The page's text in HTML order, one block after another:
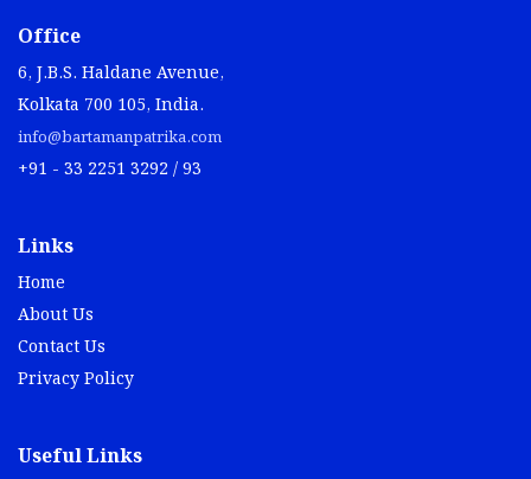
Office
6, J.B.S. Haldane Avenue,
Kolkata 700 105, India.
info@bartamanpatrika.com
+91 - 33 2251 3292 / 93
Links
Home
About Us
Contact Us
Privacy Policy
Useful Links